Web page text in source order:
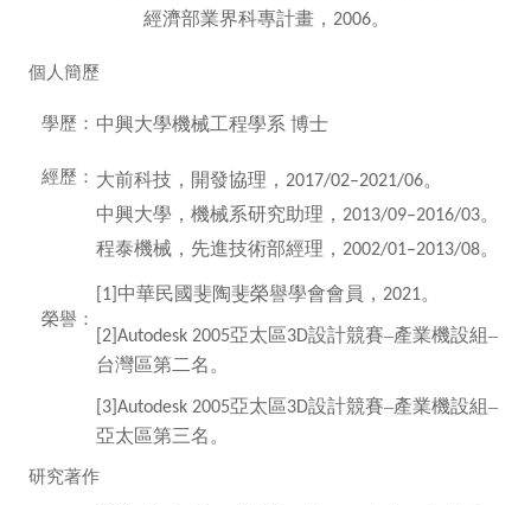
經濟部業界科專計畫， 2006。
個人簡歷
學歷： 中興大學機械工程學系 博士
經歷： 大前科技，開發協理， 2017/02–2021/06。
中興大學，機械系研究助理， 2013/09–2016/03。
程泰機械，先進技術部經理， 2002/01–2013/08。
榮譽：
[1] 中華民國斐陶斐榮譽學會會員， 2021。
[2]Autodesk 2005亞太區3D設計競賽–產業機設組–
台灣區第二名。
[3]Autodesk 2005亞太區3D設計競賽–產業機設組–
亞太區第三名。
研究著作